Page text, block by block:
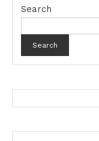
Search
Search